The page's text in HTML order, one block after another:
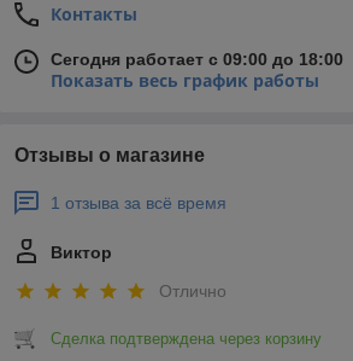
Контакты
Сегодня работает с 09:00 до 18:00
Показать весь график работы
Отзывы о магазине
1 отзыва за всё время
Виктор
Отлично
Сделка подтверждена через корзину